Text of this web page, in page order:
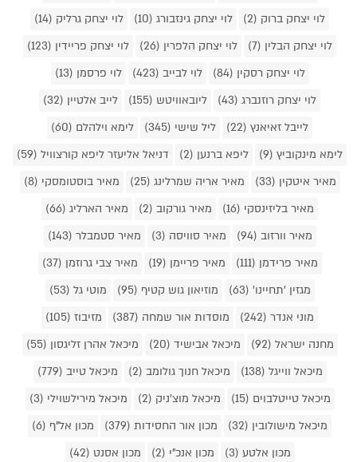
לוי יצחק ברוק (2)
לוי יצחק גינזבורג (10)
לוי יצחק גרליק (14)
לוי יצחק הבלין (7)
לוי יצחק הלפרין (26)
לוי יצחק פריידין (123)
לוי יצחק רסקין (84)
לוי לבייב (423)
לוי פרסמן (13)
לוי יצחק רוזנברג (43)
ליובאוויטש (155)
לייב אלטיין (32)
לייבל זאיאנץ (22)
ליל שישי (345)
לימא וילהלם (60)
לימא מינקוביץ (9)
ליפא ברנען (2)
דניאל אליעזר ליפא קורצוויל (59)
מאיר איטקין (33)
מאיר אריה שמרלינג (25)
מאיר בוסטומסקי (8)
מאיר בליזינסקי (16)
מאיר גורקוב (2)
מאיר הארליג (66)
מאיר וורזוב (94)
מאיר סוויסה (3)
מאיר סטמבלר (143)
מאיר פרידמן (111)
מאיר פריימן (19)
מאיר צבי גרוזמן (37)
מגזין 'תחיינו' (63)
מוזיאון גוש קטיף (95)
מוטי גל (53)
מוני אנדר (242)
מוסדות אור שמחה (387)
מזיבוז (105)
מחנה ישראל (92)
מיכאל אבישיד (20)
מיכאל אהרן זליגסון (55)
מיכאל ווייגל (138)
מיכאל חנוך גולומב (2)
מיכאל טייב (779)
מיכאל טייטלבוים (15)
מיכאל מוצ'ניק (2)
מיכאל מירילשוילי (3)
מיכאל מישולובין (32)
מכון אור החסידות (379)
מכון אל"ף (6)
מכון אלטע (3)
מכון אנכ"י (2)
מכון אסנט (42)